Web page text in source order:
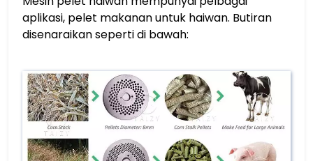
aplikasi, pelet makanan untuk haiwan. Butiran
disenaraikan seperti di bawah: